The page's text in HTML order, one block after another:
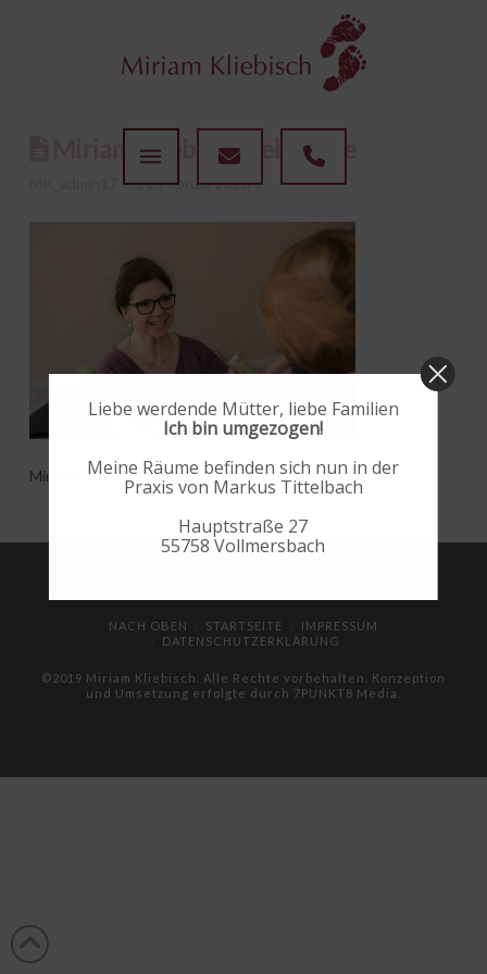
Miriam Kliebisch Hebamme
21. Februar 2020
Miriam Kliebisch Hebamme in Idar-Oberstein
NACH OBEN STARTSEITE
IMPRESSUM
DATENSCHUTZERKLÄRUNG
©2019 Miriam Kliebisch. Alle Rechte vorbehalten. Konzeption
und Umsetzung erfolgte durch 7PUNKT8 Media
Liebe werdende Mütter, liebe Familien
Ich bin umgezogen!
Meine Räume befinden sich nun in der
Praxis von Markus Tittelbach
Hauptstraße 27
55758 Vollmersbach